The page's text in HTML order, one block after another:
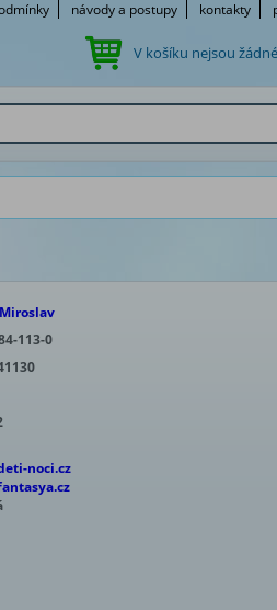
návody a postupy kontakty
V košíku nejsou
113-0
noci.cz